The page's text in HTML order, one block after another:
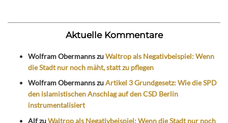
Aktuelle Kommentare
Wolfram ObermannszuWaltrop als Negativbeispiel: Wenn
die Stadt nur noch mäht, statt zu pflegen
Wolfram ObermannszuArtikel 3 Grundgesetz: Wie die SPD
den islamistischen Anschlag auf den CSD Berlin
instrumentalisiert
AlfzuWaltrop als Negativbeispiel: Wenn die Stadt nur noch